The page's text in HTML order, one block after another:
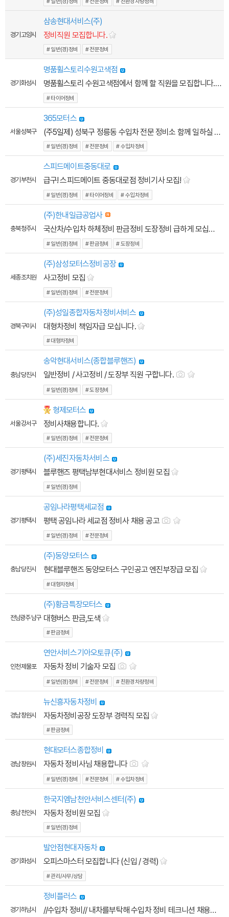
경기 고양시
삼송현대서비스(주)
정비직원 모집합니다.
# 일반(경)정비 # 전문정비
경기 화성시
명품휠스토리수원고색점
명품휠스토리 수원고색점에서 함께 할 직원을 모집합니다.
# 타이어정비
서울 성북구
365모터스
(주5일제) 성북구 정릉동 수입차 전문 정비소 함께 일하실 분을 모집합니다
# 일반(경)정비 # 전문정비 # 수입차정비
경기 부천시
스피드메이트중동대로
급구! 스피드메이트 중동대로점 정비기사 모집!
# 일반(경)정비 # 타이어정비 # 수입차정비
충북 청주시
(주)한내일급공업사
국산차/수입차 하체정비 판금정비 도장정비 급하게 모십니다!!!!!
# 일반(경)정비 # 판금정비 # 도장정비
세종 조치원
(주)삼성모터스정비공장
사고정비 모집
# 일반(경)정비 # 전문정비
경북 구미시
(주)성일종합자동차정비서비스
대형차정비 책임자급 모십니다.
# 대형차정비
충남 당진시
송악현대서비스(종합블루핸즈)
일반정비 / 사고정비 / 도장부 직원 구합니다.
# 일반(경)정비 # 도장정비
서울 강서구
잡에티켓
형제모터스
정비사채용합니다.
# 일반(경)정비 # 전문정비
경기 평택시
(주)세진자동차서비스
블루핸즈 평택남부현대서비스 정비원 모집
# 일반(경)정비
경기 평택시
공임나라평택세교점
평택 공임나라 세교점 정비사 채용 공고
# 일반(경)정비 # 전문정비
충남 당진시
(주)동양모터스
현대블루핸즈 동양모터스 구인공고 엔진부장급 모집
# 대형차정비
전남광주 남구
(주)황금특장모터스
대형버스 판금,도색
# 판금정비
인천 제물포
연안서비스기아오토큐(주)
자동차 정비 기술자 모집
# 일반(경)정비 # 전문정비 # 친환경차량정비
경남 창원시
뉴신흥자동차정비
자동차정비공장 도장부 경력직 모집
# 판금정비
경남 창원시
현대모터스종합정비
자동차 정비사님 채용합니다
# 일반(경)정비 # 전문정비 # 수입차정비
충남 천안시
한국지엠남천안서비스센터(주)
자동차 정비원 모집
# 일반(경)정비
경기 화성시
발안점현대자동차
오피스마스터 모집합니다 (신입 / 경력)
# 관리/사무/상담
경기 하남시
정비플러스
//수입차 정비// 내차를부탁해 수입차 정비 테크니션 채용